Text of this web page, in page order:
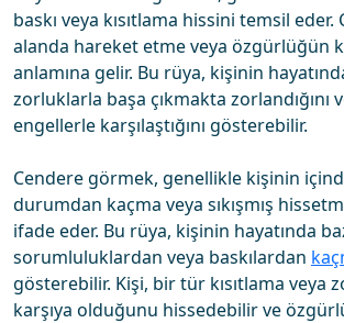
baskı veya kısıtlama hissini temsil
alanda hareket etme veya özgürlüğün
anlamına gelir. Bu rüya, kişinin
zorluklarla başa çıkmakta zorlandığını
engellerle karşılaştığını gösterebilir.
Cendere görmek, genellikle kişinin
durumdan kaçma veya sıkışmış
ifade eder. Bu rüya, kişinin hayatında
sorumluluklardan veya baskılardan
gösterebilir. Kişi, bir tür kısıtlama veya
karşıya olduğunu hissedebilir ve